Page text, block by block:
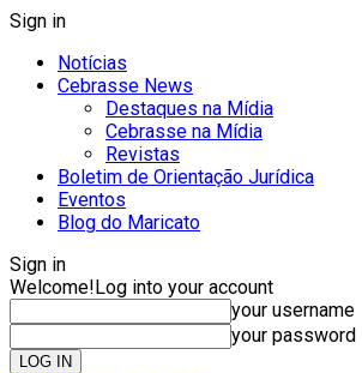
Sign in
Notícias
Cebrasse News
Destaques na Mídia
Cebrasse na Mídia
Revistas
Boletim de Orientação Jurídica
Eventos
Blog do Maricato
Sign in
Welcome!Log into your account
your username
your password